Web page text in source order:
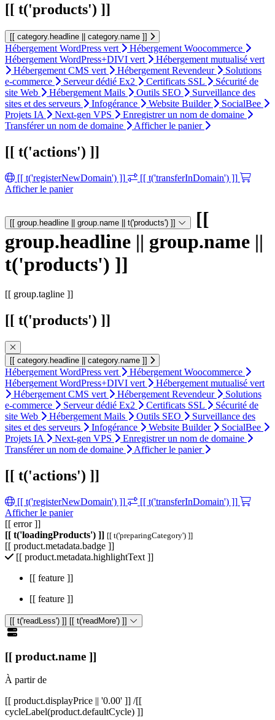
[[ t('products') ]]
[[ category.headline || category.name ]]
Hébergement WordPress vert
Hébergement Woocommerce
Hébergement WordPress+DIVI vert
Hébergement mutualisé vert
Hébergement CMS vert
Hébergement Revendeur
Solutions
e-commerce
Serveur dédié Ex2 Certificats SSL
Sécurité de
site Web
Hébergement Mails Outils SEO
Surveillance des
sites et des serveurs
Infogérance Website Builder
SocialBee
Projets IA
Next-gen VPS
Enregistrer un nom de domaine
Transférer un nom de domaine
Afficher le panier
[[ t('actions') ]]
[[ t('registerNewDomain') ]]
[[ t('transferInDomain') ]]
Afficher le panier
[[ group.headline || group.name || t('products') ]]
[[
group.headline || group.name ||
t('products') ]]
[[ group.tagline ]]
[[ t('products') ]]
[[ category.headline || category.name ]]
Hébergement WordPress vert
Hébergement Woocommerce
Hébergement WordPress+DIVI vert
Hébergement mutualisé vert
Hébergement CMS vert
Hébergement Revendeur
Solutions
e-commerce
Serveur dédié Ex2 Certificats SSL
Sécurité de
site Web
Hébergement Mails Outils SEO
Surveillance des
sites et des serveurs
Infogérance Website Builder
SocialBee
Projets IA
Next-gen VPS
Enregistrer un nom de domaine
Transférer un nom de domaine
Afficher le panier
[[ t('actions') ]]
[[ t('registerNewDomain') ]]
[[ t('transferInDomain') ]]
Afficher le panier
[[ error ]]
[[ t('loadingProducts') ]] [[ t('preparingCategory') ]]
[[ product.metadata.badge ]]
[[ product.metadata.highlightText ]]
[[ feature ]]
[[ feature ]]
[[ t('readLess') ]] [[ t('readMore') ]]
[[ product.name ]]
À partir de
[[ product.displayPrice || '0.00' ]] /[[
cycleLabel(product.defaultCycle) ]]